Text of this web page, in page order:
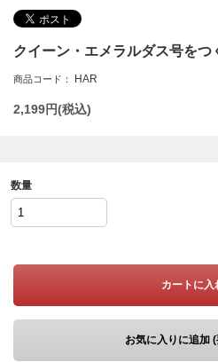
クイーン・エメラルダス号をつ
商品コード： HAR
2,199円(税込)
数量
カートに入
お気に入りに追加